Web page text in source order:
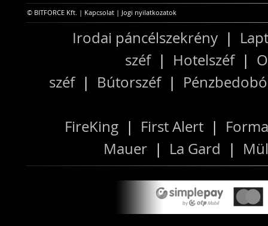
© BITFORCE Kft. | Kapcsolat | Jogi nyilatkozatok
Irodai páncélszekrény |
széf| Hotelszéf|
széf| Bútorszéf|
FireKing | First Alert |
Mauer | La Gard |